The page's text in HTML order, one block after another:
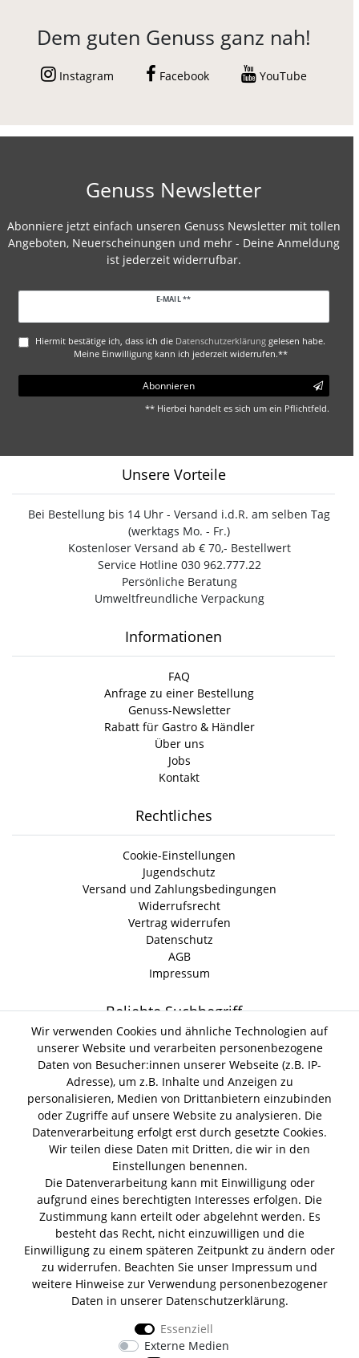
Dem guten Genuss ganz nah!
Instagram Facebook YouTube
Genuss Newsletter
Abonniere jetzt einfach unseren Genuss Newsletter mit tollen
Angeboten, Neuerscheinungen und mehr - Deine Anmeldung
ist jederzeit widerrufbar.
E-MAIL **
Hiermit bestätige ich, dass ich die Daten­schutz­erklärung gelesen habe.
Meine Einwilligung kann ich jederzeit widerrufen.**
Abonnieren
** Hierbei handelt es sich um ein Pflichtfeld.
Unsere Vorteile
Bei Bestellung bis 14 Uhr - Versand i.d.R. am selben Tag
(werktags Mo. - Fr.)
Kostenloser Versand ab € 70,- Bestellwert
Service Hotline 030 962.777.22
Persönliche Beratung
Umweltfreundliche Verpackung
Informationen
FAQ
Anfrage zu einer Bestellung
Genuss-Newsletter
Rabatt für Gastro & Händler
Über uns
Jobs
Kontakt
Rechtliches
Cookie-Einstellungen
Jugendschutz
Versand und Zahlungsbedingungen
Widerrufsrecht
Vertrag widerrufen
Datenschutz
AGB
Impressum
Beliebte Suchbegriff
Gin Tonic Kokoswasser Lind Lime GinMonkey 47 Gin
Erdnussöl Alpako Gin Isle of Harris GinThomas
Henry Hendrick s Gin Gin Tasting BoxSan Marzano
Tomaten Boar Gin Summer GinAlbaöl Tartufi Pralinen
Fever Tree 1724 TonicFentimans Tonic
Lagerverkauf
Lifestyle & Genuss Abhollager
Wolfenerstr. 32-34
Tor 1 I Haus B I 1. OG
12681 Berlin
Unsere Zahlungsarten
Wir versenden mit
Wir verwenden Cookies und ähnliche Technologien auf
unserer Website und verarbeiten personenbezogene
Daten von Besucher:innen unserer Webseite (z.B. IP-
Adresse), um z.B. Inhalte und Anzeigen zu
personalisieren, Medien von Drittanbietern einzubinden
oder Zugriffe auf unsere Website zu analysieren. Die
Datenverarbeitung erfolgt erst durch gesetzte Cookies.
Wir teilen diese Daten mit Dritten, die wir in den
Einstellungen benennen.
Die Datenverarbeitung kann mit Einwilligung oder
aufgrund eines berechtigten Interesses erfolgen. Die
Zustimmung kann erteilt oder abgelehnt werden. Es
besteht das Recht, nicht einzuwilligen und die
Einwilligung zu einem späteren Zeitpunkt zu ändern oder
zu widerrufen. Beachten Sie unser Impressum und
weitere Hinweise zur Verwendung personenbezogener
Daten in unserer Daten­schutz­erklärung.
Essenziell
Externe Medien